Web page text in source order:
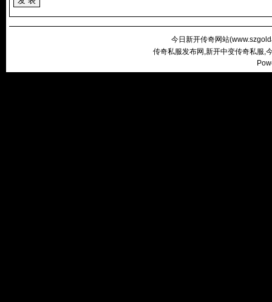
今日新开传奇网站(
传奇私服发布网,新开中变传奇私服,